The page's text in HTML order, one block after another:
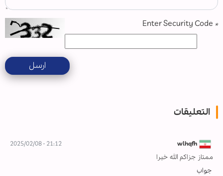
*
ارسل
التعليقات
wlhqfh
21:12 - 2025/02/08
ممتاز جزاكم الله خيرا
جواب